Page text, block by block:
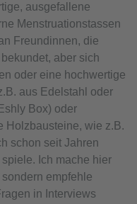
ausgefallene
Menstruationstassen
Freundinnen, die
aber sich
oder eine hochwertige
aus Edelstahl oder
Box) oder
Holzbausteine, wie z.B.
schon seit Jahren
Ich mache hier
empfehle
in Interviews